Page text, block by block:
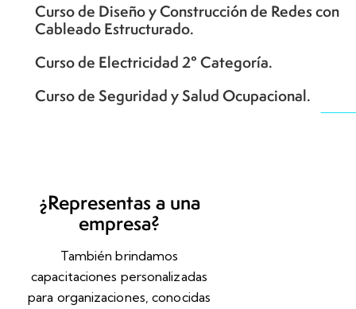
Curso de Diseño y Construcción de Redes con
Cableado Estructurado.
Curso de Electricidad 2° Categoría.
Curso de Seguridad y Salud Ocupacional.
¿Representas a una
empresa?
También brindamos
capacitaciones personalizadas
para organizaciones, conocidas